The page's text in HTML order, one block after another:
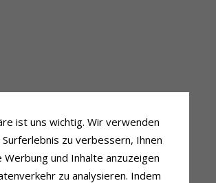
Lieferzeit:
ist uns wichtig. Wir verwenden
zu verbessern, Ihnen
und Inhalte anzuzeigen
zu analysieren. Indem